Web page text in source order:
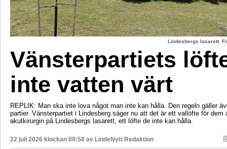
Lindesbergs lasarett.
Vänsterpartiets
inte vatten värt
REPLIK: Man ska inte lova något man inte kan hålla. Den regeln gäller
partier. Vänsterpartiet i Lindesberg säger nu att det är ett vallöfte för dem
akutkirurgin på Lindesbergs lasarett, ett löfte de inte kan hålla.
22 juli 2026 klockan 09:58 av LindeNytt Redaktion